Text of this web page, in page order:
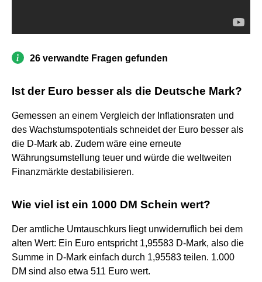
26 verwandte Fragen gefunden
Ist der Euro besser als die Deutsche Mark?
Gemessen an einem Vergleich der Inflationsraten und
des Wachstumspotentials schneidet der Euro besser als
die D-Mark ab. Zudem wäre eine erneute
Währungsumstellung teuer und würde die weltweiten
Finanzmärkte destabilisieren.
Wie viel ist ein 1000 DM Schein wert?
Der amtliche Umtauschkurs liegt unwiderruflich bei dem
alten Wert: Ein Euro entspricht 1,95583 D-Mark, also die
Summe in D-Mark einfach durch 1,95583 teilen. 1.000
DM sind also etwa 511 Euro wert.